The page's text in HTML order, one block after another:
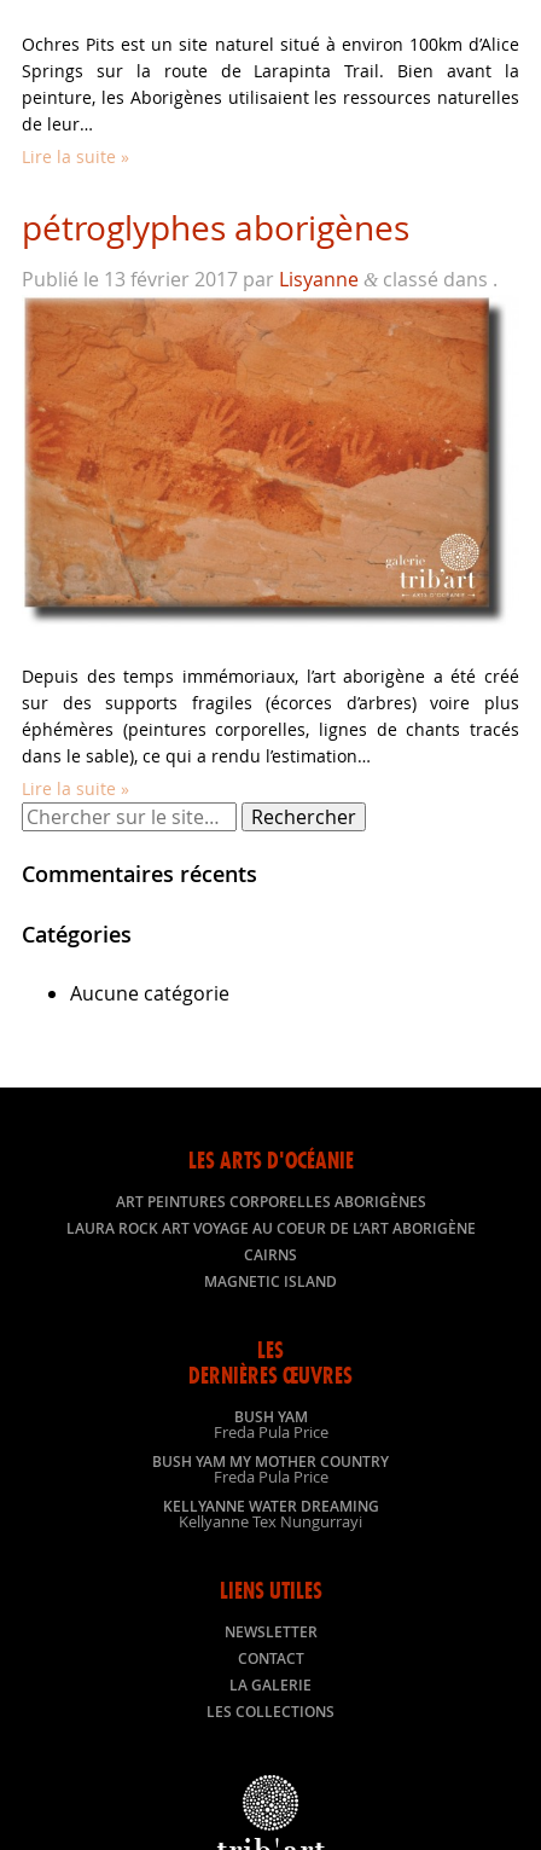
Ochres Pits est un site naturel situé à environ 100km d’Alice
Springs sur la route de Larapinta Trail. Bien avant la
peinture, les Aborigènes utilisaient les ressources naturelles
de leur…
Lire la suite »
pétroglyphes aborigènes
Publié le 13 février 2017par Lisyanne &classé dans .
Depuis des temps immémoriaux, l’art aborigène a été créé
sur des supports fragiles (écorces d’arbres) voire plus
éphémères (peintures corporelles, lignes de chants tracés
dans le sable), ce qui a rendu l’estimation…
Lire la suite »
Rechercher
Commentaires récents
Catégories
Aucune catégorie
LES ARTS D'OCÉANIE
ART PEINTURES CORPORELLES ABORIGÈNES
LAURA ROCK ART VOYAGE AU COEUR DE L’ART ABORIGÈNE
CAIRNS
MAGNETIC ISLAND
LES
DERNIÈRES ŒUVRES
BUSH YAM
Freda Pula Price
BUSH YAM MY MOTHER COUNTRY
Freda Pula Price
KELLYANNE WATER DREAMING
Kellyanne Tex Nungurrayi
LIENS UTILES
NEWSLETTER
CONTACT
LA GALERIE
LES COLLECTIONS